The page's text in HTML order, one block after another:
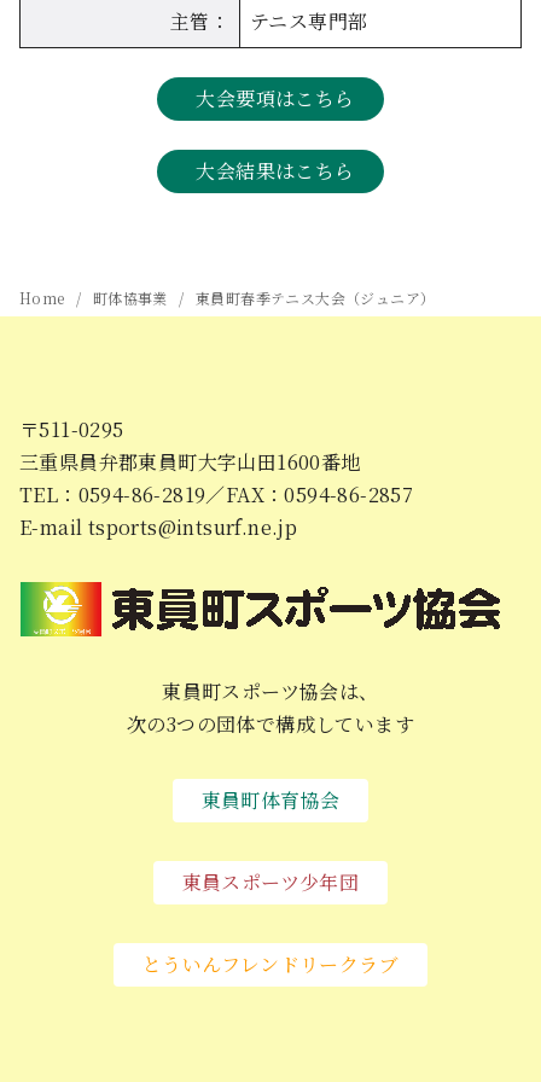
主管： テニス専門部
大会要項はこちら
大会結果はこちら
Home 町体協事業 東員町春季テニス大会（ジュニア）
〒511-0295
三重県員弁郡東員町大字山田1600番地
TEL：0594-86-2819／FAX：0594-86-2857
E-mail tsports@intsurf.ne.jp
東員町スポーツ協会は、
次の3つの団体で構成しています
東員町体育協会
東員スポーツ少年団
とういんフレンドリークラブ